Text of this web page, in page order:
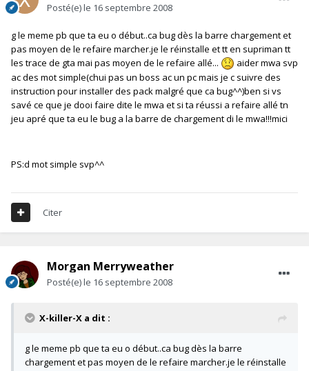
Posté(e)le 16 septembre 2008
g le meme pb que ta eu o début..ca bug dès la barre chargement et
pas moyen de le refaire marcher.je le réinstalle et tt en supriman tt
les trace de gta mai pas moyen de le refaire allé...
aider mwa svp
ac des mot simple(chui pas un boss ac un pc mais je c suivre des
instruction pour installer des pack malgré que ca bug^^)ben si vs
savé ce que je dooi faire dite le mwa et si ta réussi a refaire allé tn
jeu apré que ta eu le bug a la barre de chargement di le mwa!!!mici
PS:d mot simple svp^^
Citer
Morgan Merryweather
Posté(e)le 16 septembre 2008
X-killer-X a dit :
g le meme pb que ta eu o début..ca bug dès la barre
chargement et pas moyen de le refaire marcher.je le réinstalle